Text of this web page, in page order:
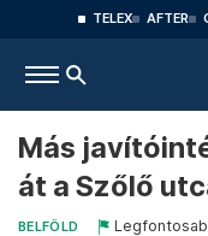
TELEX AFTER
Más
át a Szőlő
BELFÖLD